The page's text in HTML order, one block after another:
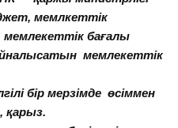
мемлкеттік
бағалы
мемлекеттік
бір мерзімде өсіммен